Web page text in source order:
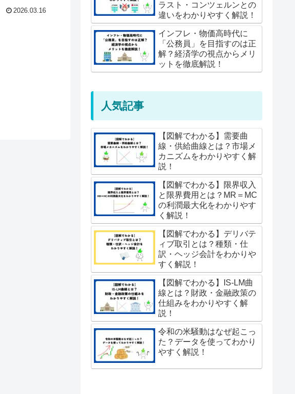
2026.03.16
ラスト・コンツェルンとの
違いをわかりやすく解説！
インフレ・物価高時代に
「公務員」を目指すのは正
解？経済学の視点からメリ
ットを徹底解説！
人気記事
【図解でわかる】需要曲
線・供給曲線とは？市場メ
カニズムをわかりやすく解
説！
【図解でわかる】限界収入
と限界費用とは？MR＝MC
の利潤最大化をわかりやす
く解説！
【図解でわかる】デリバテ
ィブ取引とは？種類・仕
訳・ヘッジ会計をわかりや
すく解説！
【図解でわかる】IS-LM曲
線とは？財政・金融政策の
仕組みをわかりやすく解
説！
令和の米騒動はなぜ起こっ
た？データを使ってわかり
やすく解説！